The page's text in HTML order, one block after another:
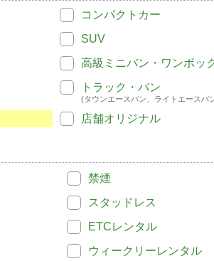
コンパクトカー
SUV
高級ミニバン・ワンボッ
トラック・バン
(タウンエースバン、ライトエースバ
店舗オリジナル
禁煙
スタッドレス
ETCレンタル
ウィークリーレンタル